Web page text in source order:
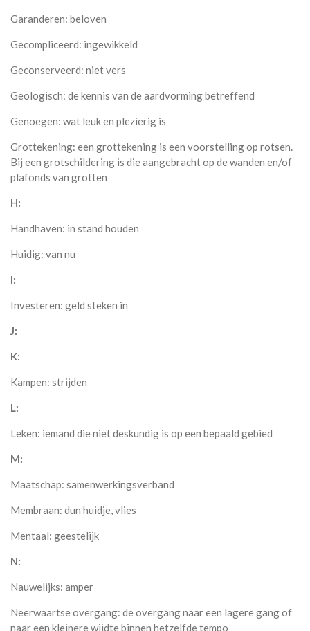
Garanderen: beloven
Gecompliceerd: ingewikkeld
Geconserveerd: niet vers
Geologisch: de kennis van de aardvorming betreffend
Genoegen: wat leuk en plezierig is
Grottekening: een grottekening is een voorstelling op rotsen.
Bij een grotschildering is die aangebracht op de wanden en/of
plafonds van grotten
H:
Handhaven: in stand houden
Huidig: van nu
I:
Investeren: geld steken in
J:
K:
Kampen: strijden
L:
Leken: iemand die niet deskundig is op een bepaald gebied
M:
Maatschap: samenwerkingsverband
Membraan: dun huidje, vlies
Mentaal: geestelijk
N:
Nauwelijks: amper
Neerwaartse overgang: de overgang naar een lagere gang of
naar een kleinere wijdte binnen hetzelfde tempo